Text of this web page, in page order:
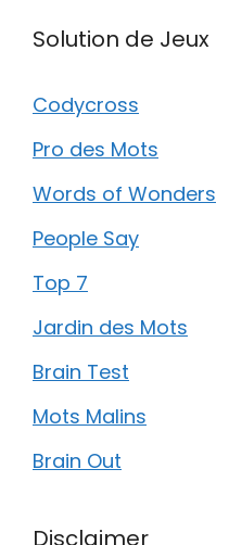
Solution de Jeux
Codycross
Pro des Mots
Words of Wonders
People Say
Top 7
Jardin des Mots
Brain Test
Mots Malins
Brain Out
Disclaimer